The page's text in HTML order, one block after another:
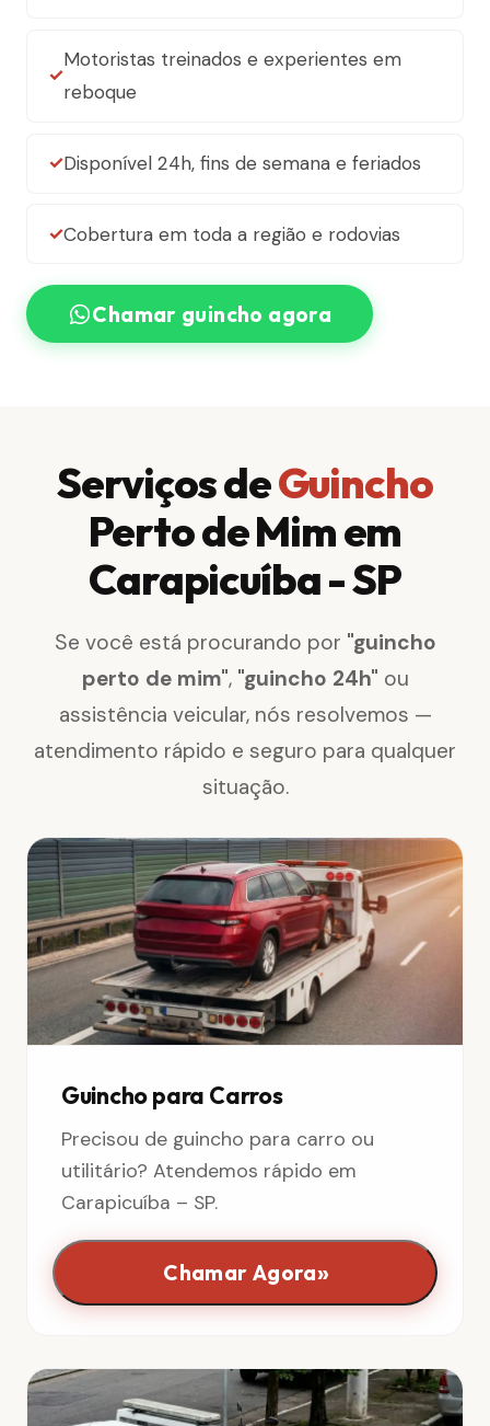
Motoristas treinados e experientes em
reboque
Disponível 24h, fins de semana e feriados
Cobertura em toda a região e rodovias
Chamar guincho agora
Serviços deGuincho
Perto de Mim em
Carapicuíba - SP
Se você está procurando por "guincho
perto de mim", "guincho 24h" ou
assistência veicular, nós resolvemos —
atendimento rápido e seguro para qualquer
situação.
Guincho para Carros
Precisou de guincho para carro ou
utilitário? Atendemos rápido em
Carapicuíba – SP.
Chamar Agora»